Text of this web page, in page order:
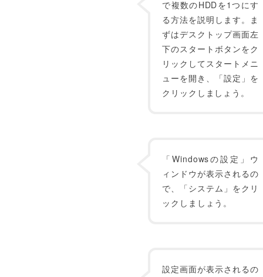
で複数のHDDを1つにす
る方法を説明します。ま
ずはデスクトップ画面左
下のスタートボタンをク
リックしてスタートメニ
ューを開き、「設定」を
クリックしましょう。
「Windowsの設定」ウ
ィンドウが表示されるの
で、「システム」をクリ
ックしましょう。
設定画面が表示されるの